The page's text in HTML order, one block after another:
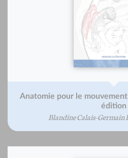
Anatomie pour le
édition
Blandine Calais-Germain